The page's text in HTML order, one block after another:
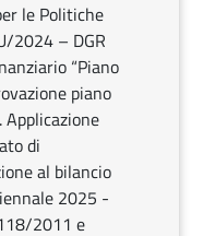
le Politiche
2024 – DGR
“Piano
piano
di
al bilancio
2025 -
2011 e